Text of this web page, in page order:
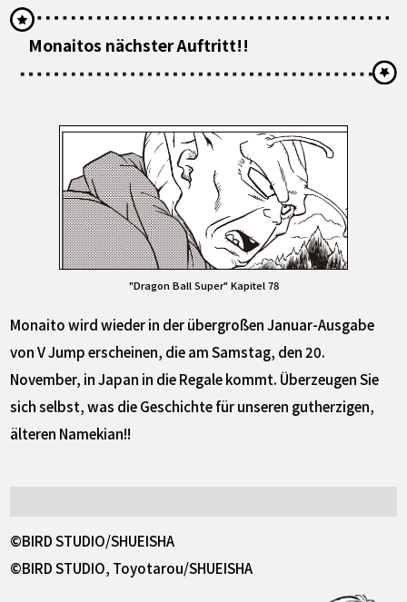
Monaitos nächster Auftritt!!
"Dragon Ball Super" Kapitel 78
Monaito wird wieder in der übergroßen Januar-Ausgabe
von V Jump erscheinen, die am Samstag, den 20.
November, in Japan in die Regale kommt. Überzeugen Sie
sich selbst, was die Geschichte für unseren gutherzigen,
älteren Namekian!!
©BIRD STUDIO/SHUEISHA
©BIRD STUDIO, Toyotarou/SHUEISHA